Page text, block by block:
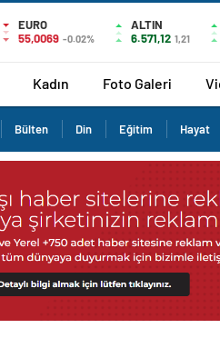
EURO
55,0069 -0.02%
ALTIN
6.571,12 1,21
Kadın Foto Galeri
Bülten Din Eğitim Hayat